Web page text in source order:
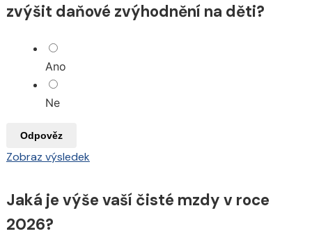
zvýšit daňové zvýhodnění na děti?
Ano
Ne
Odpověz
Zobraz výsledek
Jaká je výše vaší čisté mzdy v roce
2026?